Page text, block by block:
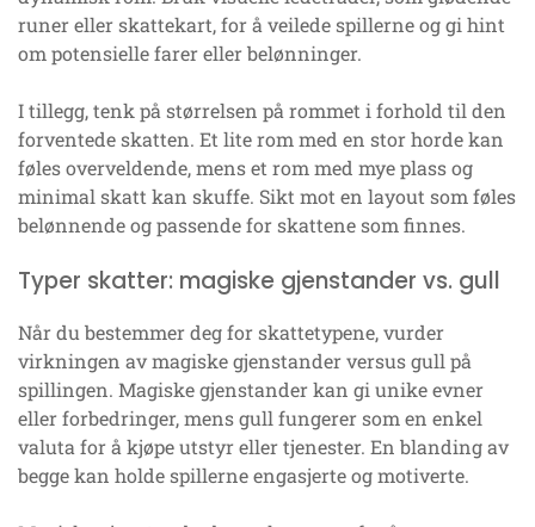
runer eller skattekart, for å veilede spillerne og gi hint
om potensielle farer eller belønninger.
I tillegg, tenk på størrelsen på rommet i forhold til den
forventede skatten. Et lite rom med en stor horde kan
føles overveldende, mens et rom med mye plass og
minimal skatt kan skuffe. Sikt mot en layout som føles
belønnende og passende for skattene som finnes.
Typer skatter: magiske gjenstander vs. gull
Når du bestemmer deg for skattetypene, vurder
virkningen av magiske gjenstander versus gull på
spillingen. Magiske gjenstander kan gi unike evner
eller forbedringer, mens gull fungerer som en enkel
valuta for å kjøpe utstyr eller tjenester. En blanding av
begge kan holde spillerne engasjerte og motiverte.